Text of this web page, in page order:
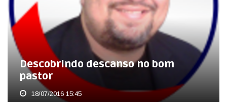
Descobrindo descanso no bom
pastor
18/07/2016 15:45